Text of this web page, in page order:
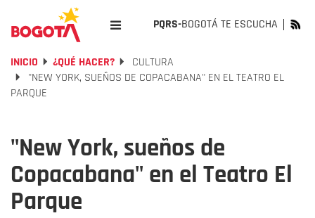
PQRS-BOGOTÁ TE ESCUCHA
INICIO ¿QUÉ HACER?
CULTURA
"NEW YORK, SUEÑOS DE COPACABANA" EN EL TEATRO EL
PARQUE
"New York, sueños de
Copacabana" en el Teatro El
Parque